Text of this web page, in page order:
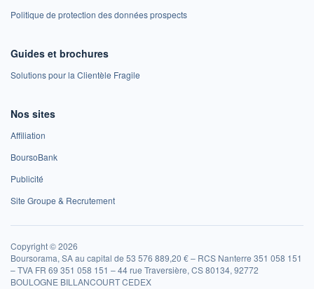
Politique de protection des données prospects
Guides et brochures
Solutions pour la Clientèle Fragile
Nos sites
Affiliation
BoursoBank
Publicité
Site Groupe & Recrutement
Copyright © 2026
Boursorama, SA au capital de 53 576 889,20 € – RCS Nanterre 351 058 151
– TVA FR 69 351 058 151 – 44 rue Traversière, CS 80134, 92772
BOULOGNE BILLANCOURT CEDEX